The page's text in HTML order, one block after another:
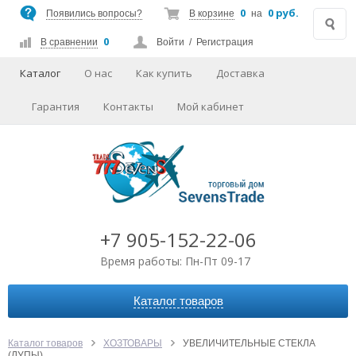
Появились вопросы? В корзине 0 на 0 руб.
В сравнении 0 Войти / Регистрация
Каталог О нас Как купить Доставка
Гарантия Контакты Мой кабинет
+7 905-152-22-06
Время работы: Пн-Пт 09-17
Каталог товаров
Каталог товаров ХОЗТОВАРЫ
УВЕЛИЧИТЕЛЬНЫЕ СТЕКЛА